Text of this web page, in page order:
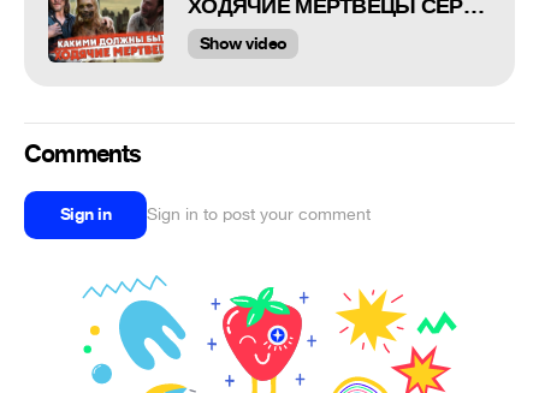
ХОДЯЧИЕ МЕРТВЕЦЫ СЕРИАЛ ПАРОДИЯ смешной перевод #переозвучка
Show video
Comments
Sign in Sign in to post your comment